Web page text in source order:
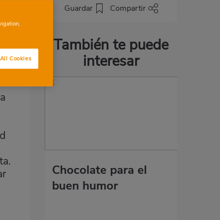
Guardar Compartir
También te puede
interesar
Chocolate para el
buen humor
Cookies